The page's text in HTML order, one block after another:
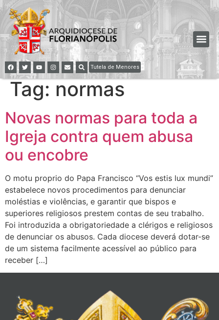
Tutela de Menores
Tag: normas
Novas normas para toda a
Igreja contra quem abusa
ou encobre
O motu proprio do Papa Francisco “Vos estis lux mundi”
estabelece novos procedimentos para denunciar
moléstias e violências, e garantir que bispos e
superiores religiosos prestem contas de seu trabalho.
Foi introduzida a obrigatoriedade a clérigos e religiosos
de denunciar os abusos. Cada diocese deverá dotar-se
de um sistema facilmente acessível ao público para
receber […]